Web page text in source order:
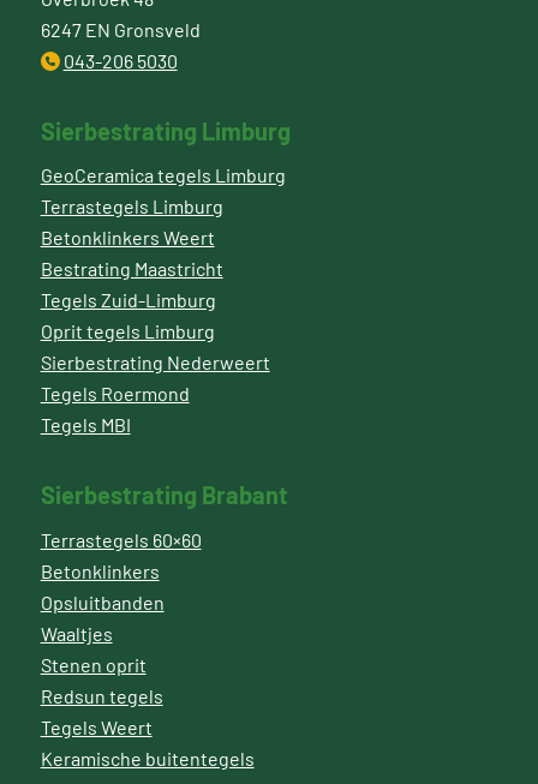
6247 EN Gronsveld
043-206 5030
Sierbestrating Limburg
GeoCeramica tegels Limburg
Terrastegels Limburg
Betonklinkers Weert
Bestrating Maastricht
Tegels Zuid-Limburg
Oprit tegels Limburg
Sierbestrating Nederweert
Tegels Roermond
Tegels MBI
Sierbestrating Brabant
Terrastegels 60×60
Betonklinkers
Opsluitbanden
Waaltjes
Stenen oprit
Redsun tegels
Tegels Weert
Keramische buitentegels